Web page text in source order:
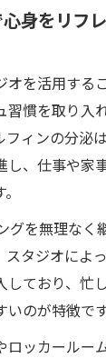
身をリフ
オを活用する
習慣を取り入
フィンの分泌
し、仕事や家
を無理なく
タジオによ
しており、忙
のが特徴です
ロッカールー